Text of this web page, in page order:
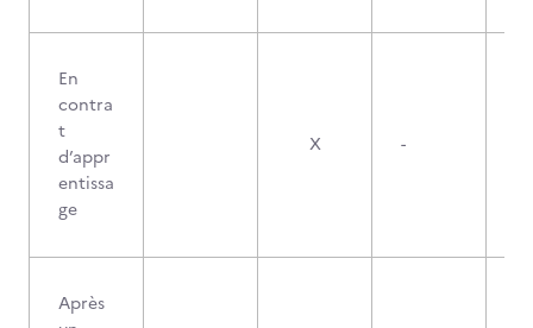
En
contra
t
d’appr
entissa
ge
X -
Après